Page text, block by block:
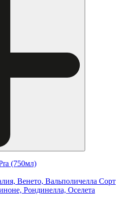
(750мл)
Венето, Вальполичелла Сорт
Рондинелла, Оселета